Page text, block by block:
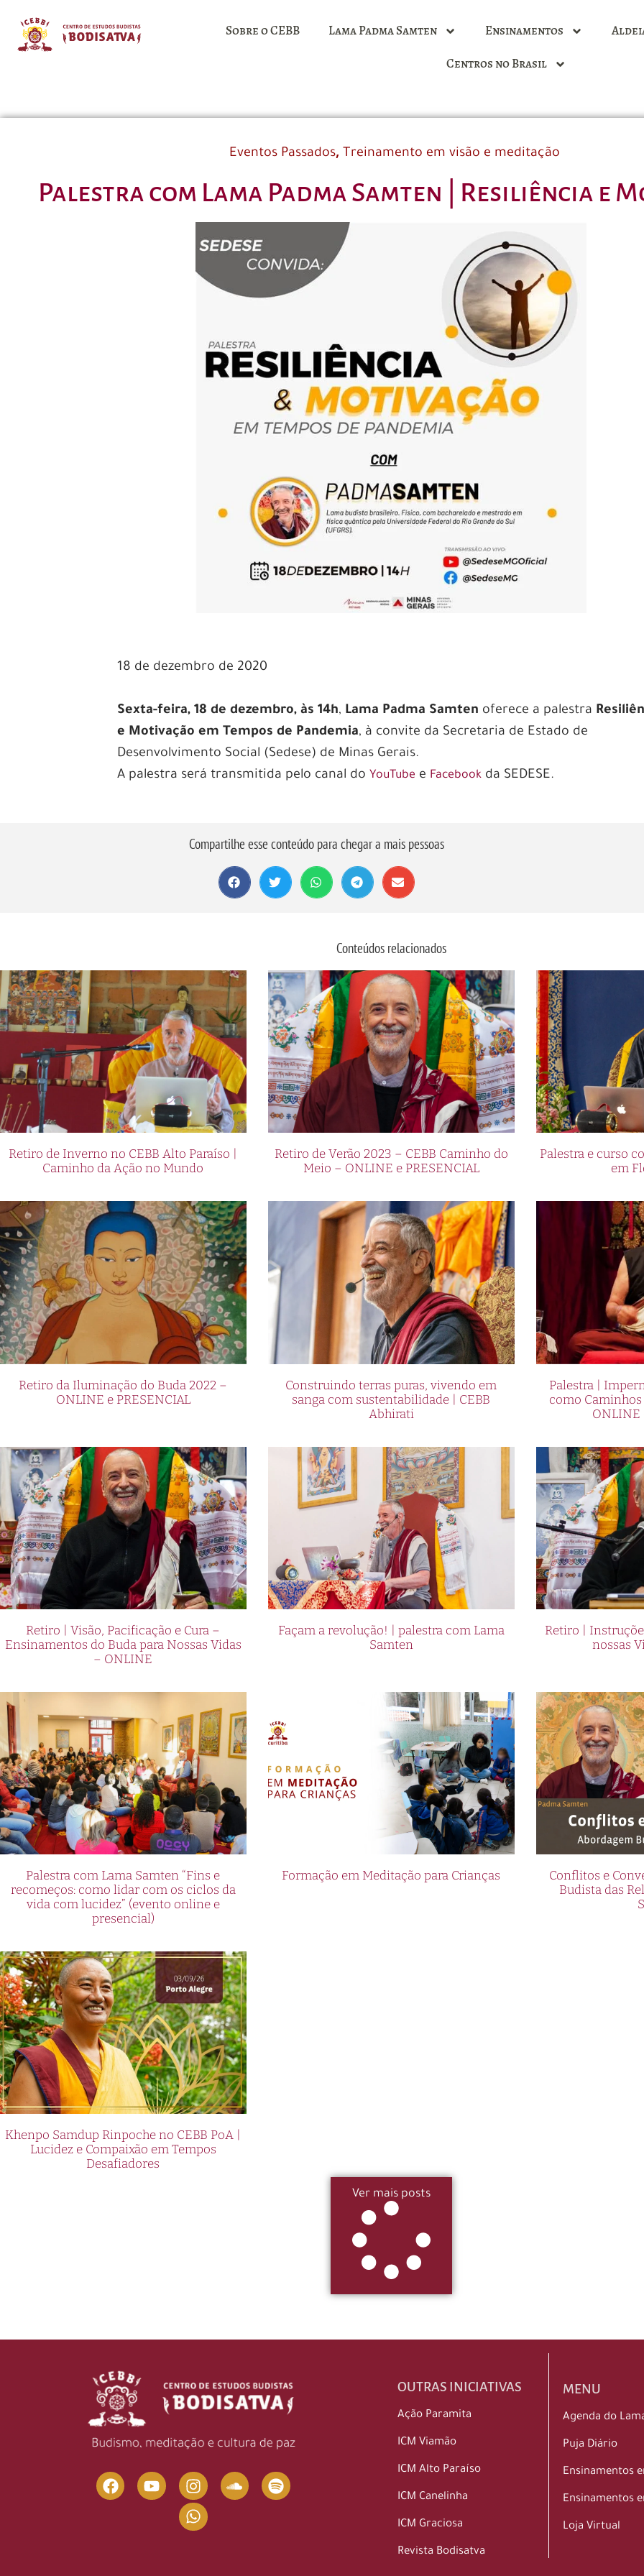
Sobre o CEBB Lama Padma Samten Ensinamentos
Centros no Brasil
Eventos Passados,Treinamento em visão e meditação
Palestra com Lama Padma Samten | Resiliência e
18 de dezembro de 2020
Sexta-feira, 18 de dezembro, às 14h, Lama Padma Samten oferece a palestra
e Motivação em Tempos de Pandemia, à convite da Secretaria de Estado de
Desenvolvimento Social (Sedese) de Minas Gerais.
A palestra será transmitida pelo canal doYouTube e Facebook da SEDESE.
Compartilhe esse conteúdo para chegar a mais pessoas
Conteúdos relacionados
Retiro de Inverno no CEBB Alto Paraíso |
Caminho da Ação no Mundo
Retiro de Verão 2023 – CEBB Caminho do
Meio – ONLINE e PRESENCIAL
Palestra e curso
em
Retiro da Iluminação do Buda 2022 –
ONLINE e PRESENCIAL
Construindo terras puras, vivendo em
sanga com sustentabilidade | CEBB
Abhirati
Palestra |
como
ONLINE
Retiro | Visão, Pacificação e Cura –
Ensinamentos do Buda para Nossas Vidas
– ONLINE
Façam a revolução! | palestra com Lama
Samten
Retiro |
nossas
Palestra com Lama Samten “Fins e
recomeços: como lidar com os ciclos da
vida com lucidez” (evento online e
presencial)
Formação em Meditação para Crianças
Conflitos e
Budista das
Khenpo Samdup Rinpoche no CEBB PoA |
Lucidez e Compaixão em Tempos
Desafiadores
Ver mais posts
OUTRAS INICIATIVAS
Ação Paramita
ICM Viamão
ICM Alto Paraíso
ICM Canelinha
ICM Graciosa
Revista Bodisatva
MENU
Agenda do
Puja Diário
Ensinamentos
Ensinamentos
Loja Virtual